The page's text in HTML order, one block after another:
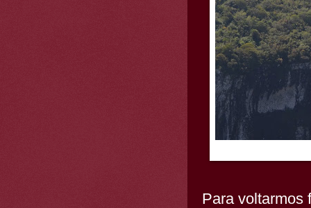
Para voltarmos